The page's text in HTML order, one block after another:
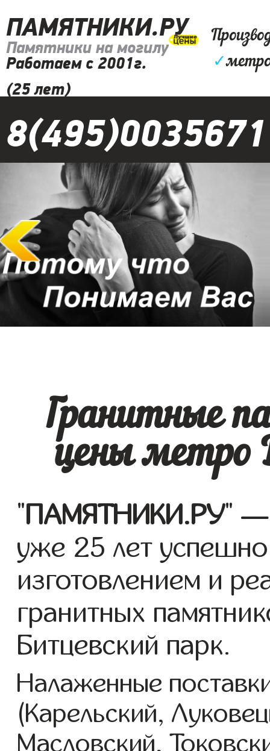
ПАМЯТНИКИ.РУ
Памятники на могилу
Работаем с 2001г.
(25 лет)
✓
8(495)0035671
Гранитные
цены метро
"ПАМЯТНИКИ.РУ" —
уже 25 лет
изготовлением и
гранитных
Битцевский парк.
Налаженные
(Карельский,
Масловский,